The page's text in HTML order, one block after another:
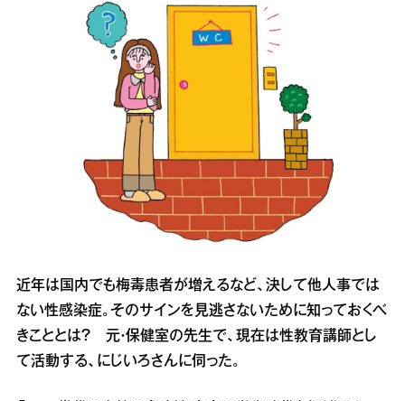
近年は国内でも梅毒患者が増えるなど、決して他人事では
ない性感染症。そのサインを見逃さないために知っておくべ
きこととは？ 元・保健室の先生で、現在は性教育講師とし
て活動する、にじいろさんに伺った。